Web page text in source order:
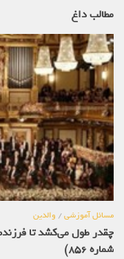
مطالب داغ
مسائل آموزشی/ والدین
چقدر طول می‌کشد تا
شماره 856)